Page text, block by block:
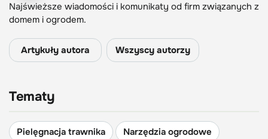
Najświeższe wiadomości i komunikaty od firm związanych z
domem i ogrodem.
Artykuły autora Wszyscy autorzy
Tematy
Pielęgnacja trawnika Narzędzia ogrodowe